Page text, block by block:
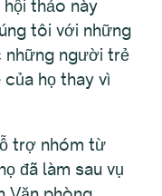
thảo này
tôi với những
những người trẻ
họ thay vì
trợ nhóm từ
đã làm sau vụ